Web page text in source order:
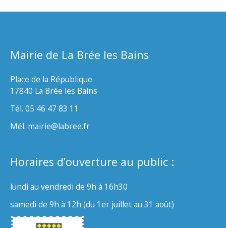
Mairie de La Brée les Bains
Place de la République
17840 La Brée les Bains
Tél. 05 46 47 83 11
Mél. mairie@labree.fr
Horaires d’ouverture au public :
lundi au vendredi de 9h à 16h30
samedi de 9h à 12h (du 1er juillet au 31 août)